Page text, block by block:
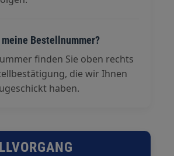
Bestellnummer?
finden Sie oben rechts
die wir Ihnen
haben.